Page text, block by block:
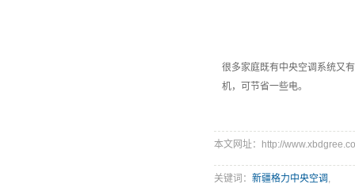
很多家庭既有中央空调系统又
机，可节省一些电。
本文网址：http://
关键词： 新疆格力中央空调 ,